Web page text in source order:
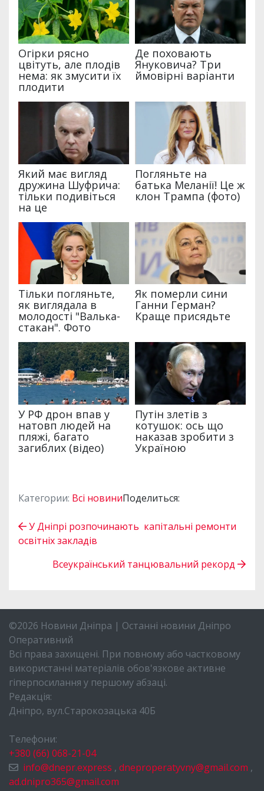
Категории: Всі новиниПоделиться:
У Дніпрі розпочинають капітальні ремонти
освітніх закладів
Всеукраїнський танцювальний рекорд
©2026 Новини Дніпра | Останні новини Дніпро
Оперативний
Всі права захищені. При повному або частковому
використанні матеріалів обов'язкове активне
гіперпосилання у першому абзаці.
Редакція:
Дніпро, вул.Старокозацька 40Б
Телефони:
+380 (66) 068-21-04
info@dnepr.express , dneproperatyvny@gmail.com ,
ad.dnipro365@gmail.com